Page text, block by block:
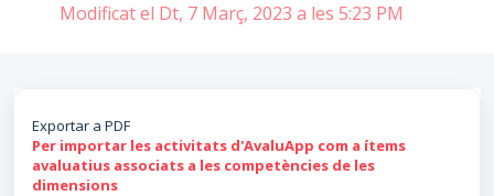
Modificat el Dt, 7 Març, 2023 a les 5:23 PM
Exportar a PDF
Per importar les activitats d'AvaluApp com a ítems
avaluatius associats a les competències de les
dimensions